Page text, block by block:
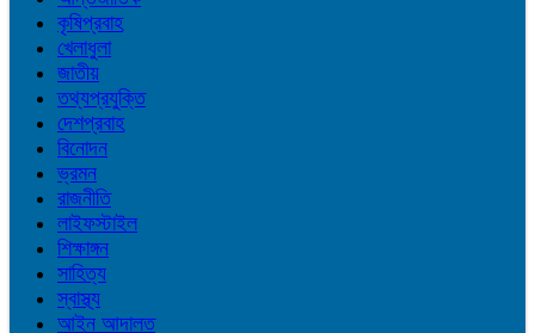
কৃষিপ্রবাহ
খেলাধুলা
জাতীয়
তথ্যপ্রযুক্তি
দেশপ্রবাহ
বিনোদন
ভ্রমন
রাজনীতি
লাইফস্টাইল
শিক্ষাঙ্গন
সাহিত্য
স্বাস্থ্য
আইন আদালত